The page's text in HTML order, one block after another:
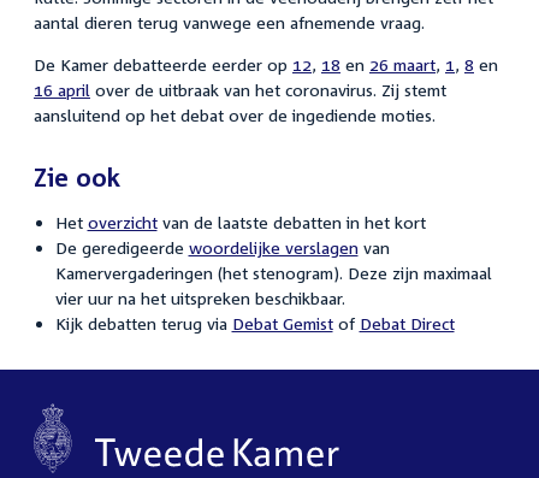
aantal dieren terug vanwege een afnemende vraag.
De Kamer debatteerde eerder op 12, 18 en 26 maart, 1, 8 en
16 april over de uitbraak van het coronavirus. Zij stemt
aansluitend op het debat over de ingediende moties.
Zie ook
Het overzichtvan de laatste debatten in het kort
De geredigeerde woordelijke verslagenvan
Kamervergaderingen (het stenogram). Deze zijn maximaal
vier uur na het uitspreken beschikbaar.
Kijk debatten terug via Debat Gemistof Debat Direct